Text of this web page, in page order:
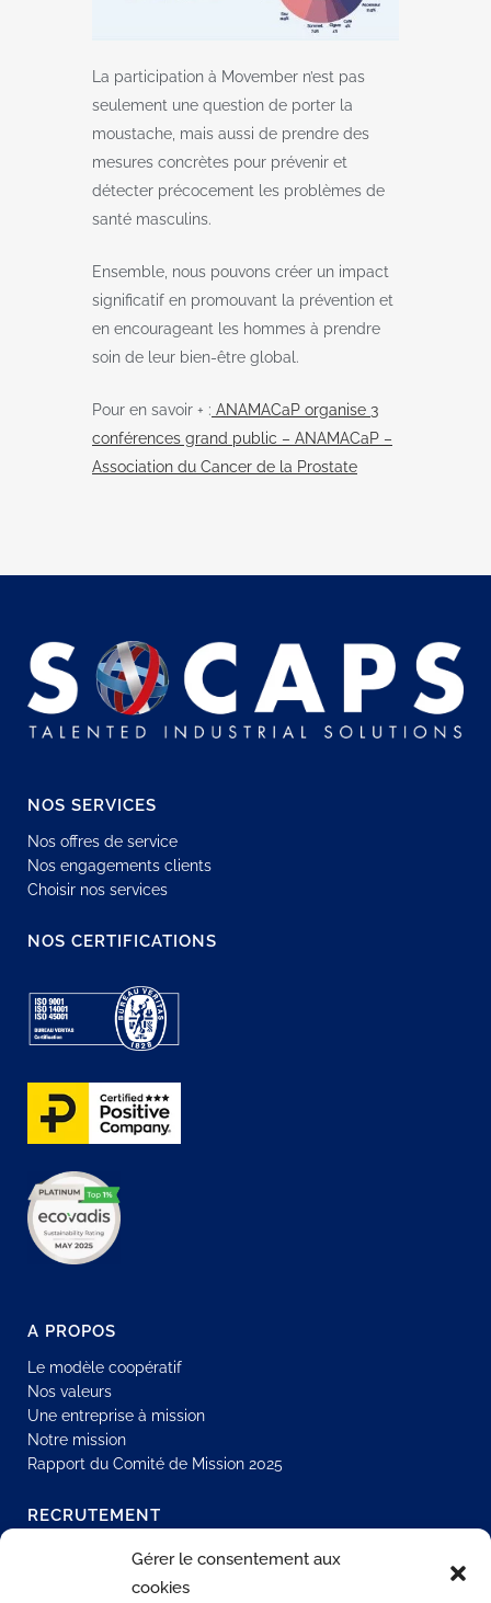
Gérer le consentement aux
cookies
La participation à Movember n’est pas
seulement une question de porter la
moustache, mais aussi de prendre des
mesures concrètes pour prévenir et
détecter précocement les problèmes de
santé masculins.
Ensemble, nous pouvons créer un impact
significatif en promouvant la prévention et
en encourageant les hommes à prendre
soin de leur bien-être global.
Pour en savoir + : ANAMACaP organise 3
conférences grand public – ANAMACaP –
Association du Cancer de la Prostate
NOS SERVICES
Nos offres de service
Nos engagements clients
Choisir nos services
NOS CERTIFICATIONS
A PROPOS
Le modèle coopératif
Nos valeurs
Une entreprise à mission
Notre mission
Rapport du Comité de Mission 2025
RECRUTEMENT
Rejoindre notre réseau